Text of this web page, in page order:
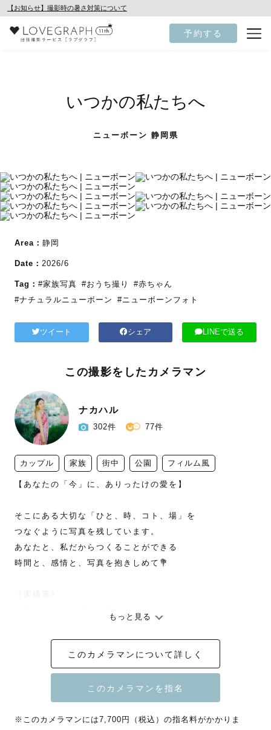
【お知らせ】撮影時の暑さ対策について
予約する
いつかの私たちへ
ニューボーン 静岡県
Area： 静岡
Date： 2026/6
Tag： #家族写真 #おうち撮り
#赤ちゃん
#ナチュラルニューボーン
#ニューボーンフォト
ツイート シェア LINEで送る
この撮影をしたカメラマン
ナカハル
302件 77件
カップル 家族 街中 公園 フィルム風
【あなたの「今」に、ありったけの愛を】
そこにある大切な「ひと、時、コト、場」を
つなぐように写真を残しています。
あなたと、私だからつくることができる
時間と、感情と、写真を抱きしめて💐
《実績等》
🏆Lovegraph Quater Award 2024
カップル部門優秀賞受賞
Lovegraph Quater Award 2026
🎖️Lovegraph Award 2025
特別賞受賞
もっと見る
このカメラマンについて詳しく
※このカメラマンには7,700円（税込）の指名料がかかりま